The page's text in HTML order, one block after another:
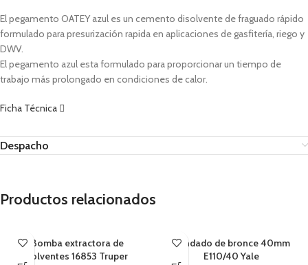
El pegamento OATEY azul es un cemento disolvente de fraguado rápido
formulado para presurización rapida en aplicaciones de gasfitería, riego y
DWV.
El pegamento azul esta formulado para proporcionar un tiempo de
trabajo más prolongado en condiciones de calor.
Ficha Técnica
Despacho
Productos relacionados
Bomba extractora de
solventes 16853 Truper
Candado de bronce 40mm
E110/40 Yale